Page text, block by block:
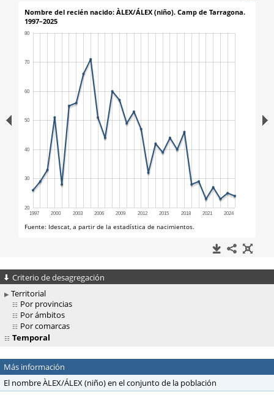
Criterio de desagregación
Territorial
Por provincias
Por ámbitos
Por comarcas
Temporal
Más información
El nombre ÀLEX/ÁLEX (niño) en el conjunto de la población